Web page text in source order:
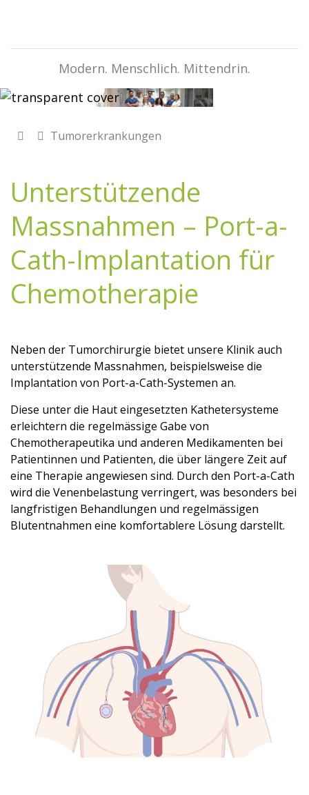
Modern. Menschlich. Mittendrin.
Tumorerkrankungen
Unterstützende
Massnahmen – Port-a-
Cath-Implantation für
Chemotherapie
Neben der Tumorchirurgie bietet unsere Klinik auch
unterstützende Massnahmen, beispielsweise die
Implantation von Port-a-Cath-Systemen an.
Diese unter die Haut eingesetzten Kathetersysteme
erleichtern die regelmässige Gabe von
Chemotherapeutika und anderen Medikamenten bei
Patientinnen und Patienten, die über längere Zeit auf
eine Therapie angewiesen sind. Durch den Port-a-Cath
wird die Venenbelastung verringert, was besonders bei
langfristigen Behandlungen und regelmässigen
Blutentnahmen eine komfortablere Lösung darstellt.